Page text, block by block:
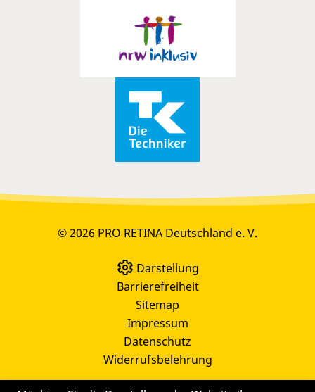
© 2026 PRO RETINA Deutschland e. V.
Darstellung
Barrierefreiheit
Sitemap
Impressum
Datenschutz
Widerrufsbelehrung